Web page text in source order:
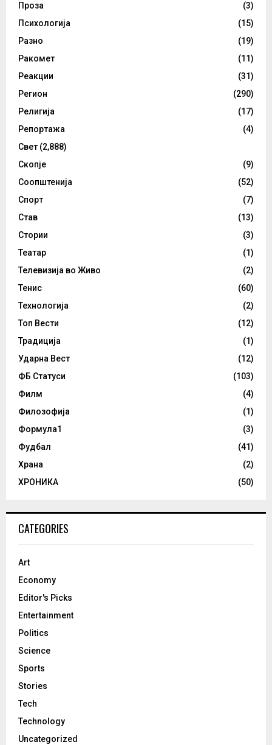
Проза
(3)
Психологија
(15)
Разно
(19)
Ракомет
(11)
Реакции
(31)
Регион
(290)
Религија
(17)
Репортажа
(4)
Свет (2,888)
Скопје
(9)
Соопштенија
(52)
Спорт
(7)
Став
(13)
Стории
(3)
Театар
(1)
Телевизија во Живо
(2)
Тенис
(60)
Технологија
(2)
Топ Вести
(12)
Традиција
(1)
Ударна Вест
(12)
ФБ Статуси
(103)
Филм
(4)
Филозофија
(1)
Формула1
(3)
Фудбал
(41)
Храна
(2)
ХРОНИКА
(50)
CATEGORIES
Art
Economy
Editor's Picks
Entertainment
Politics
Science
Sports
Stories
Tech
Technology
Uncategorized